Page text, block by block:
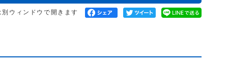
ウィンドウで開きます